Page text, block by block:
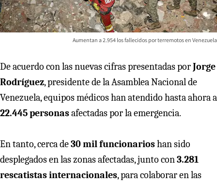
Aumentan a 2.954 los fallecidos por terremotos en Venezuela
De acuerdo con las nuevas cifras presentadas porJorge
Rodríguez, presidente de la Asamblea Nacional de
Venezuela, equipos médicos han atendido hasta ahora a
22.445 personasafectadas por la emergencia.
En tanto, cerca de30 mil funcionarioshan sido
desplegados en las zonas afectadas, junto con 3.281
rescatistas internacionales, para colaborar en las